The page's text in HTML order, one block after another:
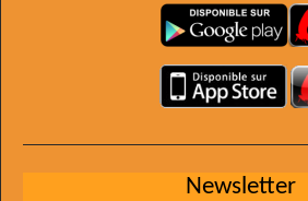
Newsletter